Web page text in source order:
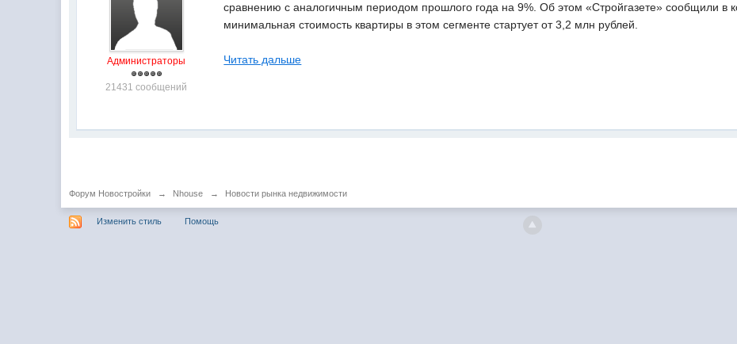
Администраторы
21431 сообщений
сравнению с аналогичным периодом прошлого года на 9%. Об этом «Стройгазете» сообщили в
минимальная стоимость квартиры в этом сегменте стартует от 3,2 млн рублей.
Читать дальше
Форум Новостройки → Nhouse → Новости рынка недвижимости
Изменить стиль Помощь